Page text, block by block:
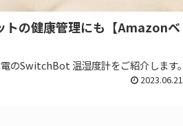
の健康管理にも【Amazonベ
のSwitchBot 温湿度計をご紹介します。
2023.06.21